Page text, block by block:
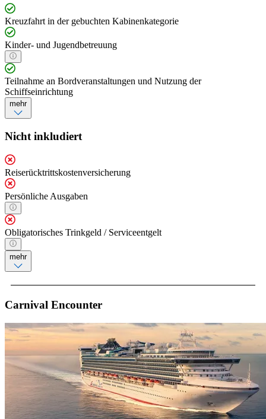
Kreuzfahrt in der gebuchten Kabinenkategorie
Kinder- und Jugendbetreuung
Teilnahme an Bordveranstaltungen und Nutzung der
Schiffseinrichtung
mehr
Nicht inkludiert
Reiserücktrittskostenversicherung
Persönliche Ausgaben
Obligatorisches Trinkgeld / Serviceentgelt
mehr
Carnival Encounter